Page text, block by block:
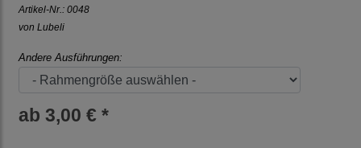
Artikel-Nr.: 0048
von Lubeli
Andere Ausführungen:
ab 3,00 € *